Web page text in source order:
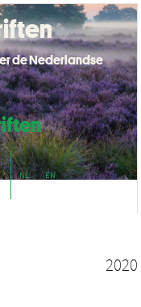
NL EN
de Nederlandse
2020